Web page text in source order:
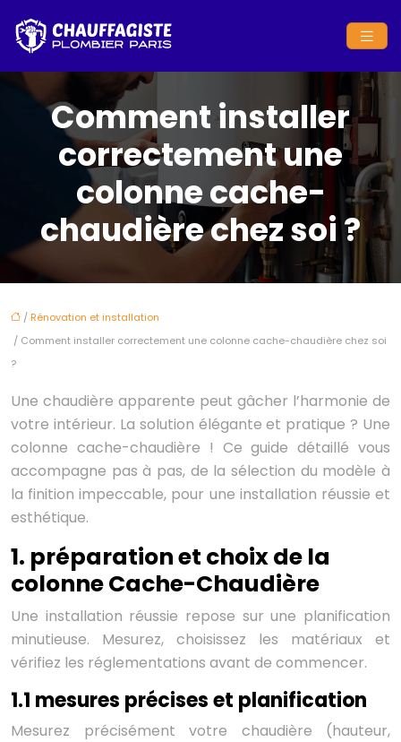
Comment installer
correctement une
colonne cache-
chaudière chez soi ?
/ Rénovation et installation
/ Comment installer correctement une colonne cache-chaudière chez soi
?
Une chaudière apparente peut gâcher l’harmonie de
votre intérieur. La solution élégante et pratique ? Une
colonne cache-chaudière ! Ce guide détaillé vous
accompagne pas à pas, de la sélection du modèle à
la finition impeccable, pour une installation réussie et
esthétique.
1. préparation et choix de la
colonne Cache-Chaudière
Une installation réussie repose sur une planification
minutieuse. Mesurez, choisissez les matériaux et
vérifiez les réglementations avant de commencer.
1.1 mesures précises et planification
Mesurez précisément votre chaudière (hauteur,